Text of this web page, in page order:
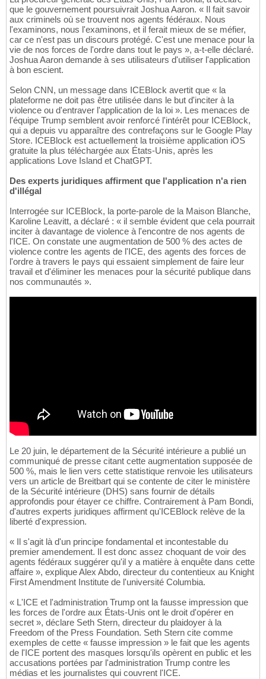
que le gouvernement poursuivrait Joshua Aaron. « Il fait savoir
aux criminels où se trouvent nos agents fédéraux. Nous
l'examinons, nous l'examinons, et il ferait mieux de se méfier,
car ce n'est pas un discours protégé. C'est une menace pour la
vie de nos forces de l'ordre dans tout le pays », a-t-elle déclaré.
Joshua Aaron demande à ses utilisateurs d'utiliser l'application
à bon escient.
Selon CNN, un message dans ICEBlock avertit que « la
plateforme ne doit pas être utilisée dans le but d'inciter à la
violence ou d'entraver l'application de la loi ». Les menaces de
l'équipe Trump semblent avoir renforcé l'intérêt pour ICEBlock,
qui a depuis vu apparaître des contrefaçons sur le Google Play
Store. ICEBlock est actuellement la troisième application iOS
gratuite la plus téléchargée aux États-Unis, après les
applications Love Island et ChatGPT.
Des experts juridiques affirment que l'application n'a rien
d'illégal
Interrogée sur ICEBlock, la porte-parole de la Maison Blanche,
Karoline Leavitt, a déclaré : « il semble évident que cela pourrait
inciter à davantage de violence à l'encontre de nos agents de
l'ICE. On constate une augmentation de 500 % des actes de
violence contre les agents de l'ICE, des agents des forces de
l'ordre à travers le pays qui essaient simplement de faire leur
travail et d'éliminer les menaces pour la sécurité publique dans
nos communautés ».
Le 20 juin, le département de la Sécurité intérieure a publié un
communiqué de presse citant cette augmentation supposée de
500 %, mais le lien vers cette statistique renvoie les utilisateurs
vers un article de Breitbart qui se contente de citer le ministère
de la Sécurité intérieure (DHS) sans fournir de détails
approfondis pour étayer ce chiffre. Contrairement à Pam Bondi,
d'autres experts juridiques affirment qu'ICEBlock relève de la
liberté d'expression.
« Il s'agit là d'un principe fondamental et incontestable du
premier amendement. Il est donc assez choquant de voir des
agents fédéraux suggérer qu'il y a matière à enquête dans cette
affaire », explique Alex Abdo, directeur du contentieux au Knight
First Amendment Institute de l'université Columbia.
« L'ICE et l'administration Trump ont la fausse impression que
les forces de l'ordre aux États-Unis ont le droit d'opérer en
secret », déclare Seth Stern, directeur du plaidoyer à la
Freedom of the Press Foundation. Seth Stern cite comme
exemples de cette « fausse impression » le fait que les agents
de l'ICE portent des masques lorsqu'ils opèrent en public et les
accusations portées par l'administration Trump contre les
médias et les journalistes qui couvrent l'ICE.